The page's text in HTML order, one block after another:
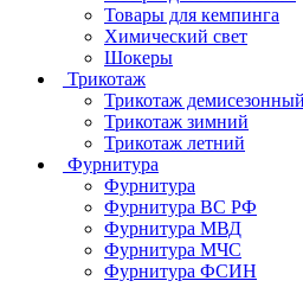
Товары для кемпинга
Химический свет
Шокеры
Трикотаж
Трикотаж демисезонный
Трикотаж зимний
Трикотаж летний
Фурнитура
Фурнитура
Фурнитура ВС РФ
Фурнитура МВД
Фурнитура МЧС
Фурнитура ФСИН